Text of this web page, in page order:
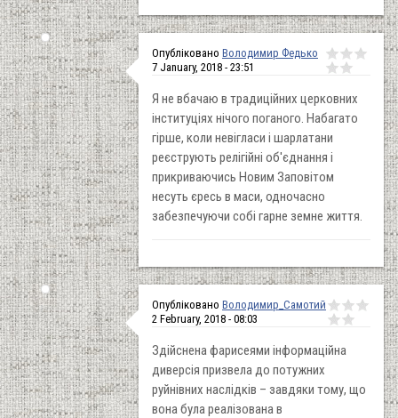
Опубліковано Володимир Федько
7 January, 2018 - 23:51
Я не вбачаю в традиційних церковних
інституціях нічого поганого. Набагато
гірше, коли невігласи і шарлатани
реєструють релігійні об'єднання і
прикриваючись Новим Заповітом
несуть єресь в маси, одночасно
забезпечуючи собі гарне земне життя.
Опубліковано Володимир_Самотий
2 February, 2018 - 08:03
Здійснена фарисеями інформаційна
диверсія призвела до потужних
руйнівних наслідків – завдяки тому, що
вона була реалізована в